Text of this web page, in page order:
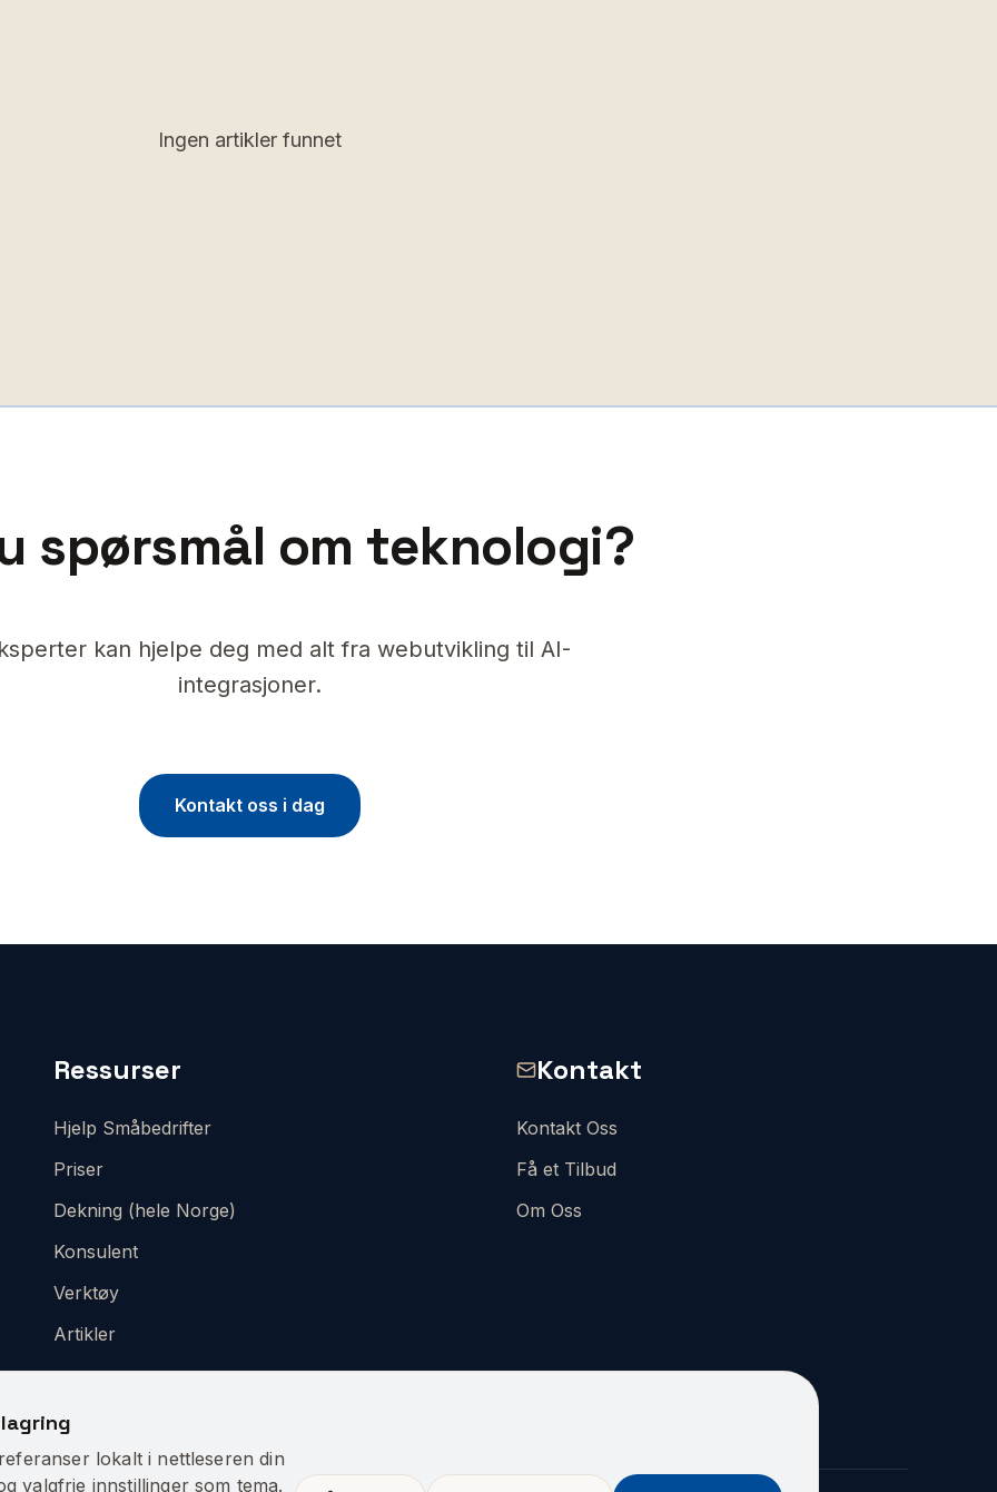
Ingen artikler funnet
spørsmål om teknologi?
kan hjelpe deg med alt fra webutvikling til AI-
integrasjoner.
Kontakt oss i dag
Ressurser
Hjelp Småbedrifter
Priser
Dekning (hele Norge)
Konsulent
Verktøy
Artikler
Kontakt
Kontakt Oss
Få et Tilbud
Om Oss
lokalt i nettleseren din
valgfrie innstillinger som tema.